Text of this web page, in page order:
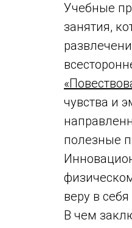
Учебные
занятия,
чувства и
полезные
веру в
В чем